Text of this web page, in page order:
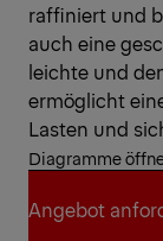
raffiniert und
auch eine
leichte und
ermöglicht
Lasten und
Diagramme
Angebot